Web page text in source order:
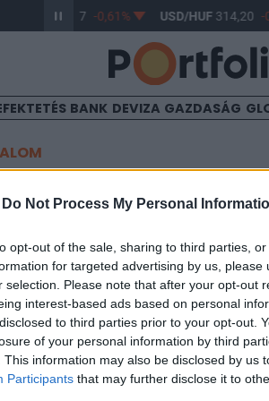
Do Not Process My Personal
opt-out of the sale, sharing to third parties,
for targeted advertising by us,
selection. Please note that after your opt-out
interest-based ads based on personal
to third parties prior to your opt-out.
of your personal information by third
This information may also be disclosed by us
Participants that may further disclose it to
363,17 -0,61% USD/HUF314,20 -
BANK DEVIZA GAZDASÁG
körül a dollár
forog este, ez 3,2 egységnyi
Kft. Devizapárok, indexek,
kapcsán megdobogtatja egy
const chart_125598 = new